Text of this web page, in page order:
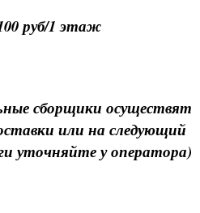
руб/1 этаж
сборщики осуществят
или на следующий
уточняйте у оператора)